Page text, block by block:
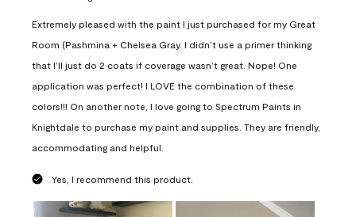
Extremely pleased with the paint I just purchased for my Great
Room (Pashmina + Chelsea Gray. I didn’t use a primer thinking
that I’ll just do 2 coats if coverage wasn’t great. Nope! One
application was perfect! I LOVE the combination of these
colors!!! On another note, I love going to Spectrum Paints in
Knightdale to purchase my paint and supplies. They are friendly,
accommodating and helpful.
Yes, I recommend this product.